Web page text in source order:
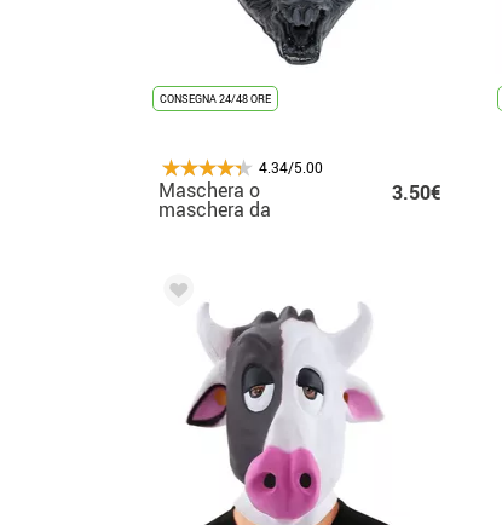
CONSEGNA 24/48 ORE
4.34/5.00
Maschera o
maschera da
3.50€